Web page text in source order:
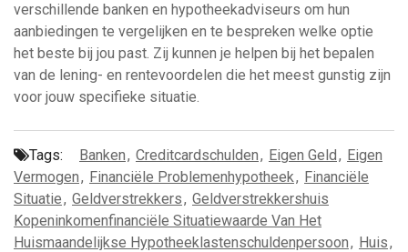
verschillende banken en hypotheekadviseurs om hun
aanbiedingen te vergelijken en te bespreken welke optie
het beste bij jou past. Zij kunnen je helpen bij het bepalen
van de lening- en rentevoordelen die het meest gunstig zijn
voor jouw specifieke situatie.
Tags: Banken, Creditcardschulden, Eigen Geld, Eigen
Vermogen, Financiële Problemenhypotheek, Financiële
Situatie, Geldverstrekkers, Geldverstrekkershuis
Kopeninkomenfinanciële Situatiewaarde Van Het
Huismaandelijkse Hypotheeklastenschuldenpersoon, Huis,